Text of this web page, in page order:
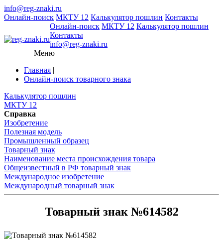
info@reg-znaki.ru
Онлайн-поиск МКТУ 12 Калькулятор пошлин Контакты
Онлайн-поиск МКТУ 12 Калькулятор пошлин
Контакты
info@reg-znaki.ru
Меню
Главная |
Онлайн-поиск товарного знака
Калькулятор пошлин
МКТУ 12
Справка
Изобретение
Полезная модель
Промышленный образец
Товарный знак
Наименование места происхождения товара
Общеизвестный в РФ товарный знак
Международное изобретение
Международный товарный знак
Товарный знак №614582